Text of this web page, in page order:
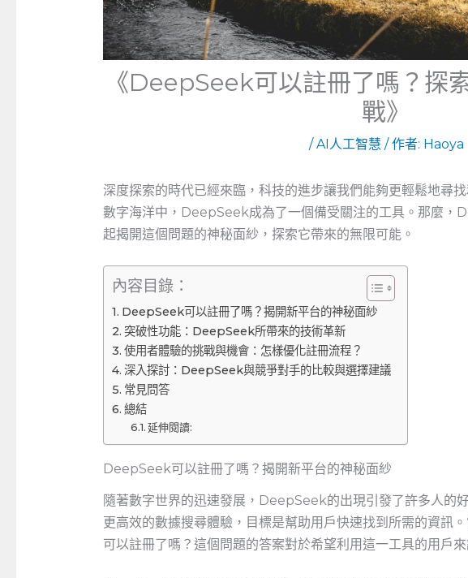
《DeepSeek可以註冊了嗎？探
戰》
/AI人工智慧 / 作者: Haoya
深度探索的時代已經來臨，科技的進步讓我們能夠更輕鬆地尋
數字海洋中，DeepSeek成為了一個備受關注的工具。那麼，
起揭開這個問題的神秘面紗，探索它帶來的無限可能。
內容目錄：
DeepSeek可以註冊了嗎？揭開新平台的神秘面紗
突破性功能：DeepSeek所帶來的技術革新
使用者體驗的挑戰與機會：怎樣優化註冊流程？
深入探討：DeepSeek與競爭對手的比較與選擇建議
常見問答
總結
延伸閱讀:
DeepSeek可以註冊了嗎？揭開新平台的神秘面紗
隨著數字世界的迅速發展，DeepSeek的出現引發了許多人的
更高效的數據搜尋體驗，目標是幫助用戶快速找到所需的資訊
可以註冊了嗎？這個問題的答案對於希望利用這一工具的用戶來